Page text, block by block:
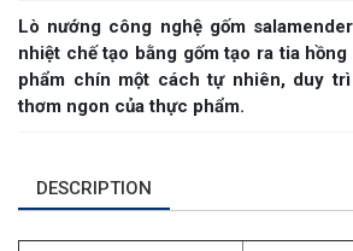
Lò nướng công nghệ gốm
nhiệt chế tạo bằng gốm tạo ra tia
phẩm chín một cách tự nhiên, duy
thơm ngon của thực phẩm.
DESCRIPTION